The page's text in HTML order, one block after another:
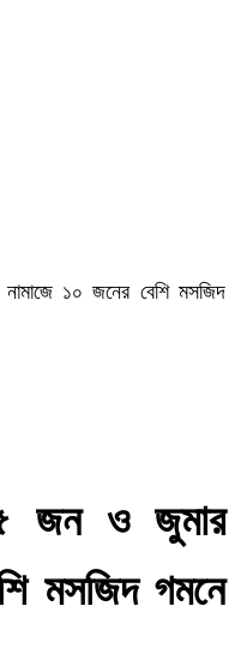
১০ জনের বেশি মসজিদ
৫ জন ও জুমার
মসজিদ গমনে